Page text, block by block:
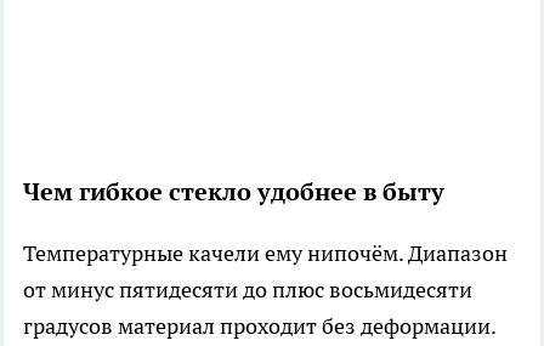
Чем гибкое стекло удобнее в быту
Температурные качели ему нипочём. Диапазон
от минус пятидесяти до плюс восьмидесяти
градусов материал проходит без деформации.